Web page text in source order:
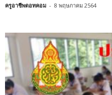
ครูอาชีพดอทคอม - 8 พฤษภาคม 2564